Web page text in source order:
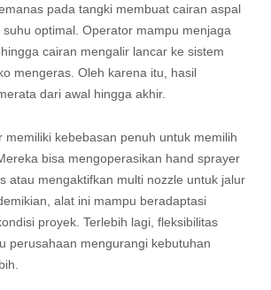
pada tangki membuat cairan aspal
optimal. Operator mampu menjaga
cairan mengalir lancar ke sistem
mengeras. Oleh karena itu, hasil
dari awal hingga akhir.
memiliki kebebasan penuh untuk memilih
bisa mengoperasikan hand sprayer
atau mengaktifkan multi nozzle untuk jalur
alat ini mampu beradaptasi
proyek. Terlebih lagi, fleksibilitas
perusahaan mengurangi kebutuhan